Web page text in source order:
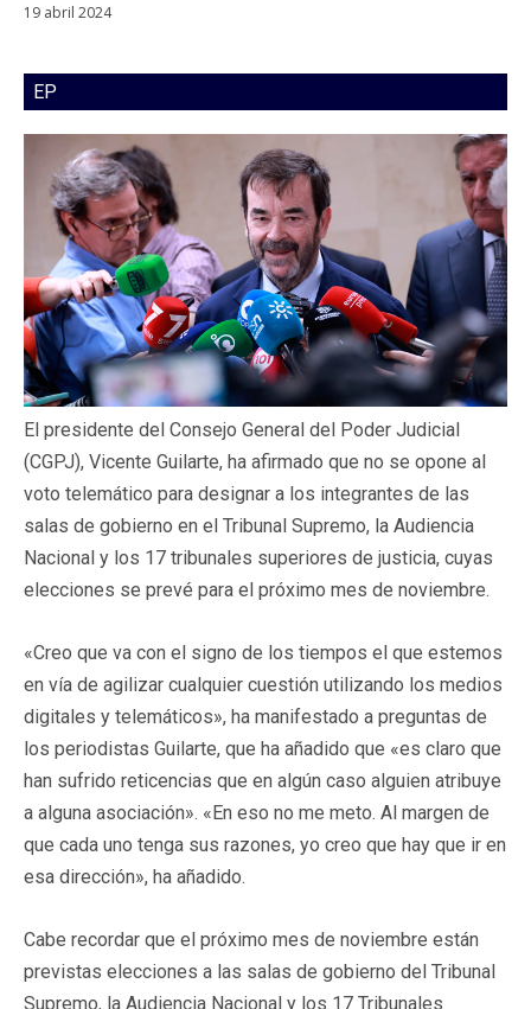
19 abril 2024
EP
El presidente del Consejo General del Poder Judicial
(CGPJ), Vicente Guilarte, ha afirmado que no se opone al
voto telemático para designar a los integrantes de las
salas de gobierno en el Tribunal Supremo, la Audiencia
Nacional y los 17 tribunales superiores de justicia, cuyas
elecciones se prevé para el próximo mes de noviembre.
«Creo que va con el signo de los tiempos el que estemos
en vía de agilizar cualquier cuestión utilizando los medios
digitales y telemáticos», ha manifestado a preguntas de
los periodistas Guilarte, que ha añadido que «es claro que
han sufrido reticencias que en algún caso alguien atribuye
a alguna asociación». «En eso no me meto. Al margen de
que cada uno tenga sus razones, yo creo que hay que ir en
esa dirección», ha añadido.
Cabe recordar que el próximo mes de noviembre están
previstas elecciones a las salas de gobierno del Tribunal
Supremo, la Audiencia Nacional y los 17 Tribunales